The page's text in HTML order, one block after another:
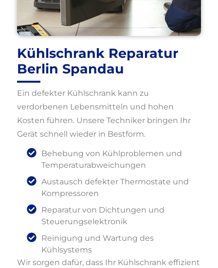
Kühlschrank Reparatur
Berlin Spandau
Ein defekter Kühlschrank kann zu
verdorbenen Lebensmitteln und hohen
Kosten führen. Unsere Techniker bringen Ihr
Gerät schnell wieder in Bestform.
Behebung von Kühlproblemen und
Temperaturabweichungen
Austausch defekter Thermostate und
Kompressoren
Reparatur von Dichtungen und
Steuerungselektronik
Reinigung und Wartung des
Kühlsystems
Wir sorgen dafür, dass Ihr Kühlschrank effizient